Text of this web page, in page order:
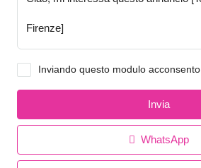
Inviando questo modulo acconsento
Invia
WhatsApp